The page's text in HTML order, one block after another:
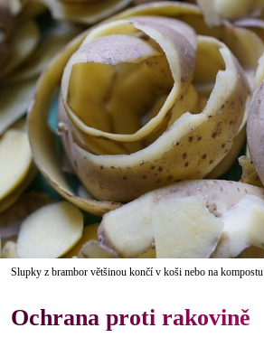
Slupky z brambor většinou končí v koši nebo na kompostu
Ochrana proti rakovině